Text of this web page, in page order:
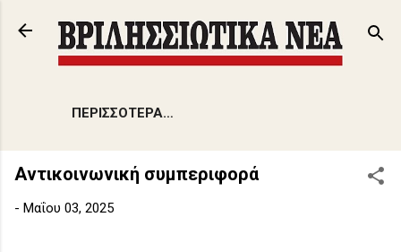
Μετάβαση στο κύριο περιεχόμενο
ΠΕΡΙΣΣΌΤΕΡΑ…
Αντικοινωνική συμπεριφορά
- Μαΐου 03, 2025